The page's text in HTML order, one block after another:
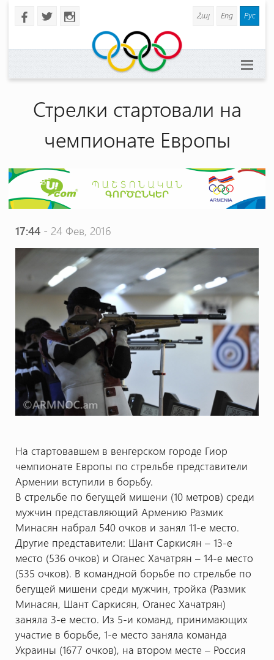
b a x Հայ Eng Рус
Стрелки стартовали на
чемпионате Европы
17:44- 24 Фев, 2016
На стартовавшем в венгерском городе Гиор
чемпионате Европы по стрельбе представители
Армении вступили в борьбу.
В стрельбе по бегущей мишени (10 метров) среди
мужчин представляющий Армению Размик
Минасян набрал 540 очков и занял 11-е место.
Другие представители: Шант Саркисян – 13-е
место (536 очков) и Оганес Хачатрян – 14-е место
(535 очков). В командной борьбе по стрельбе по
бегущей мишени среди мужчин, тройка (Размик
Минасян, Шант Саркисян, Оганес Хачатрян)
заняла 3-е место. Из 5-и команд, принимающих
участие в борьбе, 1-е место заняла команда
Украины (1677 очков), на втором месте – Россия